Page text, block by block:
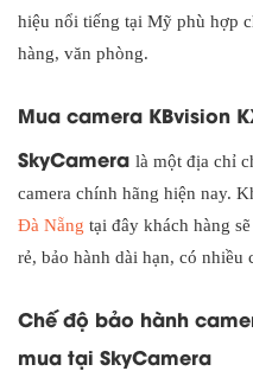
hiệu nổi tiếng tại Mỹ phù hợp
hàng, văn phòng.
Mua camera KBvision
SkyCamera là một địa chỉ
camera chính hãng hiện nay.
Đà Nẵng tại đây khách hàng
rẻ, bảo hành dài hạn, có
Chế độ bảo hành
mua tại SkyCamera